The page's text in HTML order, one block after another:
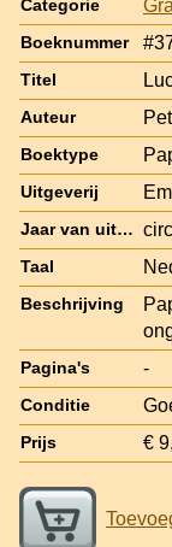
Categorie
Boeknummer
Titel
Auteur
Boektype
Uitgeverij
Jaar van uitgave
Taal
Beschrijving
Pagina's -
Conditie
Prijs €